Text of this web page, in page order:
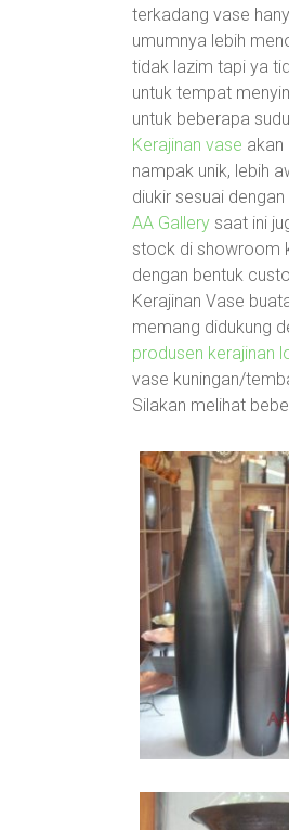
terkadang vase
umumnya lebih
tidak lazim tapi ya
untuk tempat
untuk beberapa
Kerajinan vase akan
nampak unik, lebih
diukir sesuai
AA Gallery saat ini
stock di showroom
dengan bentuk
Kerajinan Vase
memang didukung
produsen kerajinan
vase kuningan/
Silakan melihat